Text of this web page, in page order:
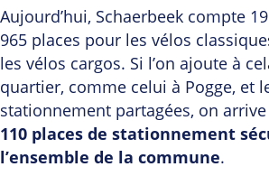
Aujourd’hui, Schaerbeek compte
965 places pour les vélos
les vélos cargos. Si l’on ajoute à
quartier, comme celui à Pogge, et
stationnement partagées, on
110 places de stationnement
l’ensemble de la commune.